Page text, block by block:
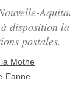
disposition
postales.
Mothe
Eanne